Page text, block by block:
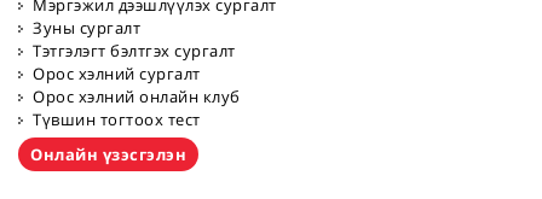
Мэргэжил дээшлүүлэх сургалт
Зуны сургалт
Тэтгэлэгт бэлтгэх сургалт
Орос хэлний сургалт
Орос хэлний онлайн клуб
Түвшин тогтоох тест
Онлайн үзэсгэлэн